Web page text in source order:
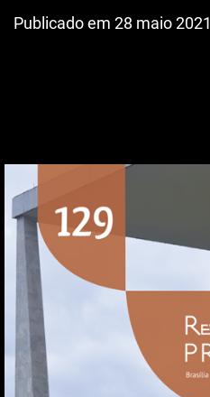
Publicado em 28 maio 2021